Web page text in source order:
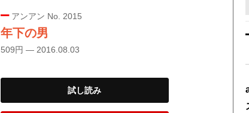
アンアン No. 2015
年下の男
509円 — 2016.08.03
試し読み